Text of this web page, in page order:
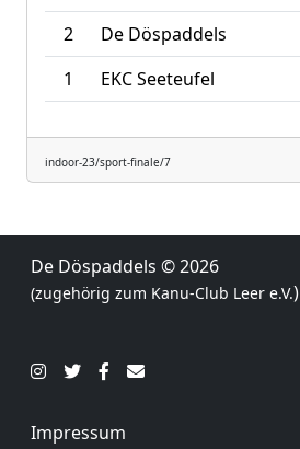
2 De Döspaddels
1
EKC Seeteufel
indoor-23/sport-finale/7
De Döspaddels © 2026
(zugehörig zum Kanu-Club Leer e.V.)
Impressum